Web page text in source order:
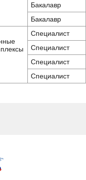
Бакалавр
Бакалавр
Специалист
Специалист
Специалист
Специалист